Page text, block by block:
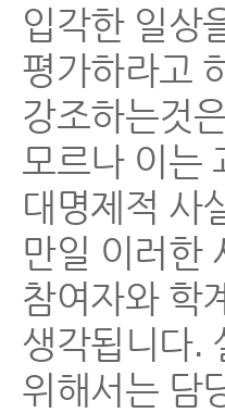
입각한 일상
평가하라고
강조하는것
모르나 이는
대명제적 사
만일 이러한
참여자와 학
생각됩니다.
위해서는 담